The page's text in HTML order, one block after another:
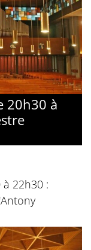
20h30 à
22h30 :